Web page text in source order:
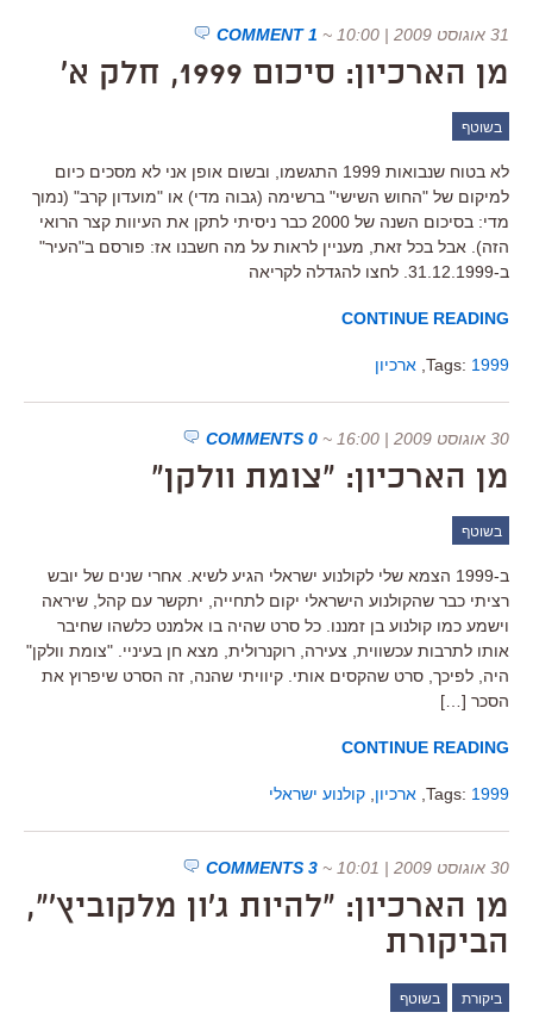
31 אוגוסט 2009 | 10:00 ~
1 COMMENT
מן הארכיון: סיכום 1999, חלק א'
בשוטף
לא בטוח שנבואות 1999 התגשמו, ובשום אופן אני לא מסכים כיום
למיקום של "החוש השישי" ברשימה (גבוה מדי) או "מועדון קרב" (נמוך
מדי: בסיכום השנה של 2000 כבר ניסיתי לתקן את העיוות קצר הרואי
הזה). אבל בכל זאת, מעניין לראות על מה חשבנו אז: פורסם ב"העיר"
ב-31.12.1999. לחצו להגדלה לקריאה
CONTINUE READING
Tags: 1999 ארכיון
30 אוגוסט 2009 | 16:00 ~
0 COMMENTS
מן הארכיון: "צומת וולקן"
בשוטף
ב-1999 הצמא שלי לקולנוע ישראלי הגיע לשיא. אחרי שנים של יובש
רציתי כבר שהקולנוע הישראלי יקום לתחייה, יתקשר עם קהל, שיראה
וישמע כמו קולנוע בן זמננו. כל סרט שהיה בו אלמנט כלשהו שחיבר
אותו לתרבות עכשווית, צעירה, רוקנרולית, מצא חן בעיניי. "צומת וולקן"
היה, לפיכך, סרט שהקסים אותי. קיוויתי שהנה, זה הסרט שיפרוץ את
הסכר […]
CONTINUE READING
Tags: 1999 ארכיון קולנוע ישראלי
30 אוגוסט 2009 | 10:01 ~
3 COMMENTS
מן הארכיון: "להיות ג'ון מלקוביץ'",
הביקורת
ביקורת בשוטף